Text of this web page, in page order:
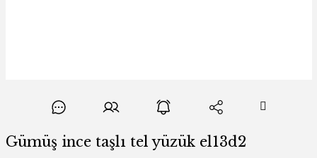
Gümüş ince taşlı tel yüzük el13d2